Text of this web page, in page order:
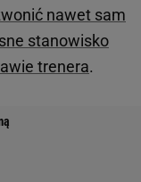
nawet sam
stanowisko
trenera.